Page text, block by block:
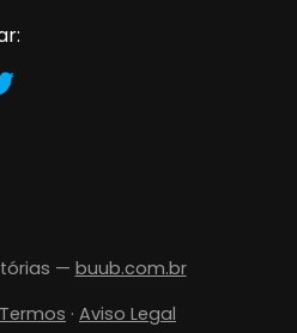
— buub.com.br
Termos · Aviso Legal